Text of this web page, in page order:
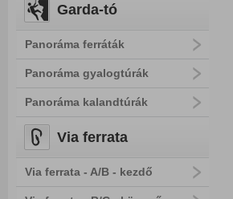
Garda-tó
Panoráma ferráták
Panoráma gyalogtúrák
Panoráma kalandtúrák
Via ferrata
Via ferrata - A/B - kezdő